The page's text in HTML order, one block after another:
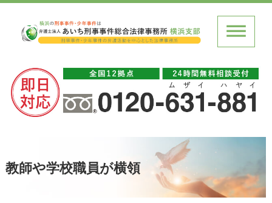
教師や学校職員が横領